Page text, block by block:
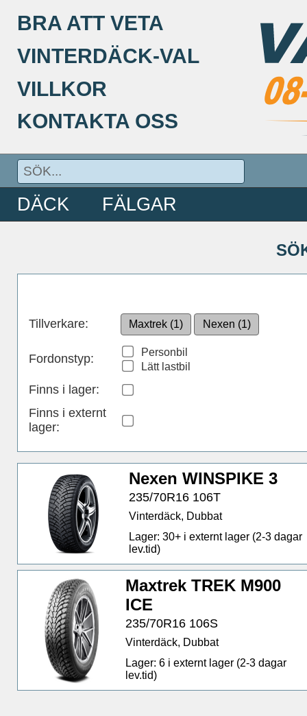
BRA ATT VETA
VINTERDÄCK-VAL
VILLKOR
KONTAKTA OSS
DÄCK FÄLGAR
Tillverkare: Maxtrek (1) Nexen (1)
Fordonstyp:
Personbil
Lätt lastbil
Finns i lager:
Finns i externt
lager:
Nexen WINSPIKE 3
235/70R16 106T
Vinterdäck, Dubbat
Lager: 30+ i externt lager (2-3 dagar
lev.tid)
Maxtrek TREK M900
ICE
235/70R16 106S
Vinterdäck, Dubbat
Lager: 6 i externt lager (2-3 dagar
lev.tid)